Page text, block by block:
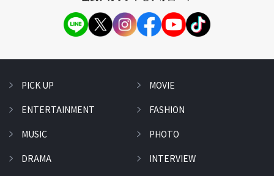
PICK UP
ENTERTAINMENT
MUSIC
DRAMA
MOVIE
FASHION
PHOTO
INTERVIEW